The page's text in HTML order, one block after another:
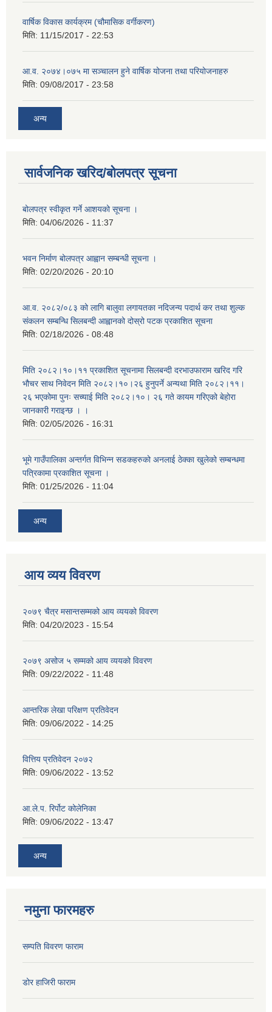
वार्षिक विकास कार्यक्रम (चौमासिक वर्गीकरण)
मिति: 11/15/2017 - 22:53
आ.व. २०७४।०७५ मा सञ्चालन हुने वार्षिक योजना तथा परियोजनाहरु
मिति: 09/08/2017 - 23:58
अन्य
सार्वजनिक खरिद/बोलपत्र सूचना
बोलपत्र स्वीकृत गर्ने आशयको सूचना ।
मिति: 04/06/2026 - 11:37
भवन निर्माण बोलपत्र आह्वान सम्बन्धी सूचना ।
मिति: 02/20/2026 - 20:10
आ.व. २०८२/०८३ को लागि बालुवा लगायतका नदिजन्य पदार्थ कर तथा शुल्क
संकलन सम्बन्धि सिलबन्दी आह्वानको दोस्रो पटक प्रकाशित सूचना
मिति: 02/18/2026 - 08:48
मिति २०८२।१०।११ प्रकाशित सूचनामा सिलबन्दी दरभाउफाराम खरिद गरि
भौचर साथ निवेदन मिति २०८२।१०।२६ हुनुपर्ने अन्यथा मिति २०८२।११।
२६ भएकोमा पुनः सच्याई मिति २०८२।१०। २६ गते कायम गरिएको बेहोरा
जानकारी गराइन्छ । ।
मिति: 02/05/2026 - 16:31
भूमे गाउँपालिका अन्तर्गत विभिन्न सडकहरुको अनलाई ठेक्का खुलेको सम्बन्धमा
पत्रिकामा प्रकाशित सूचना ।
मिति: 01/25/2026 - 11:04
अन्य
आय व्यय विवरण
२०७९ चैत्र मसान्तसम्मको आय व्ययको विवरण
मिति: 04/20/2023 - 15:54
२०७९ असोज ५ सम्मको आय व्ययको विवरण
मिति: 09/22/2022 - 11:48
आन्तरिक लेखा परिक्षण प्रतिवेदन
मिति: 09/06/2022 - 14:25
वित्तिय प्रतिवेदन २०७२
मिति: 09/06/2022 - 13:52
आ.ले.प. रिर्पोट कोलेनिका
मिति: 09/06/2022 - 13:47
अन्य
नमुना फारमहरु
सम्पति विवरण फाराम
डोर हाजिरी फाराम